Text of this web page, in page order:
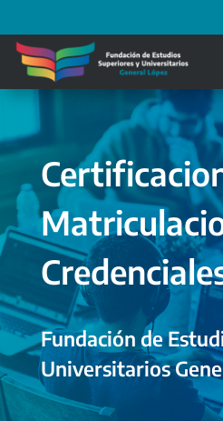
Fundación de
Universitarios